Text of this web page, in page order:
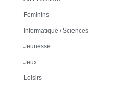
Feminins
Informatique / Sciences
Jeunesse
Jeux
Loisirs